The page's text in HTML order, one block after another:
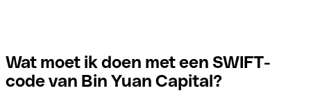
Wat moet ik doen met een SWIFT-
code van Bin Yuan Capital?